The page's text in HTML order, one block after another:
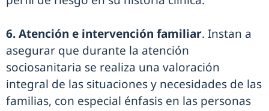
6. Atención e intervención familiar. Instan a
asegurar que durante la atención
sociosanitaria se realiza una valoración
integral de las situaciones y necesidades de las
familias, con especial énfasis en las personas